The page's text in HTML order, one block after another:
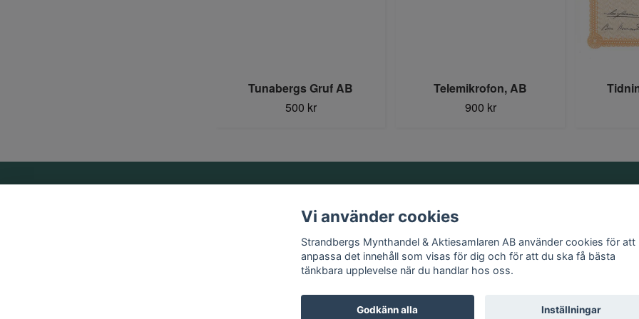
Tunabergs Gruf AB
500 kr
Telemikrofon, AB
900 kr
Kontakt
Köpvillkor
Vi använder cookies
Strandbergs Mynthandel & Aktiesamlaren AB använder cookies för att
anpassa det innehåll som visas för dig och för att du ska få bästa
tänkbara upplevelse när du handlar hos oss.
Godkänn alla Inställningar